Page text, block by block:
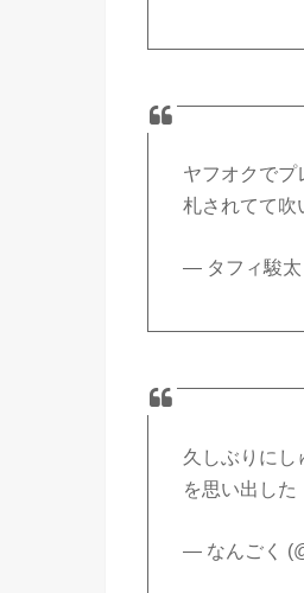
ヤフオクでプ
札されてて吹
— タフィ駿
久しぶりにし
を思い出した
— なんごく